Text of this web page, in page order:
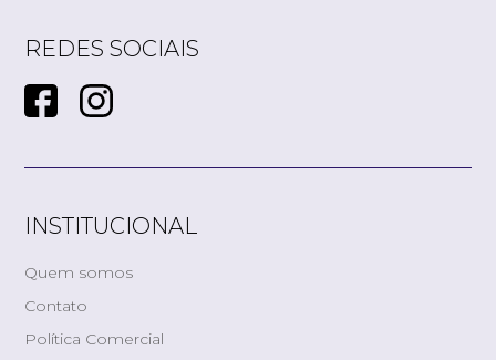
REDES SOCIAIS
INSTITUCIONAL
Quem somos
Contato
Política Comercial